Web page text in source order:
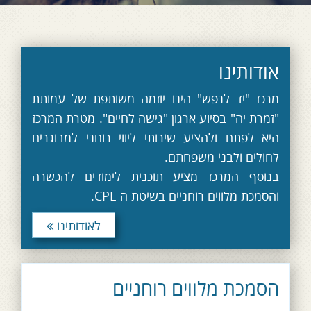
אודותינו
מרכז "יד לנפש" הינו יוזמה משותפת של עמותת
"זמרת יה" בסיוע ארגון "גישה לחיים". מטרת המרכז
היא לפתח ולהציע שירותי ליווי רוחני למבוגרים
לחולים ולבני משפחתם.
בנוסף המרכז מציע תוכנית לימודים להכשרה
והסמכת מלווים רוחניים בשיטת ה CPE.
לאודותינו
הסמכת מלווים רוחניים